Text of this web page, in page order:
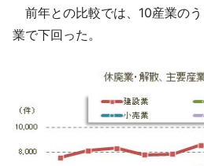
前年との比較では、10産業の
業で下回った。